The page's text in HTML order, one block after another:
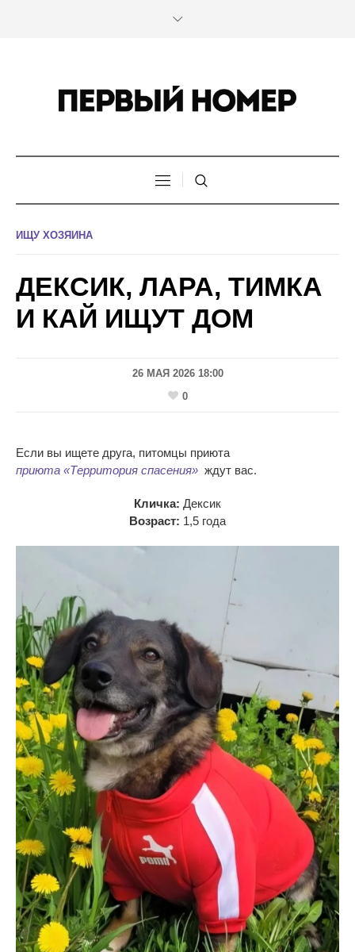
ИЩУ ХОЗЯИНА
ДЕКСИК, ЛАРА, ТИМКА
И КАЙ ИЩУТ ДОМ
26 МАЯ 2026 18:00
0
Если вы ищете друга, питомцы приюта
приюта «Территория спасения» ждут вас.
Кличка: Дексик
Возраст: 1,5 года